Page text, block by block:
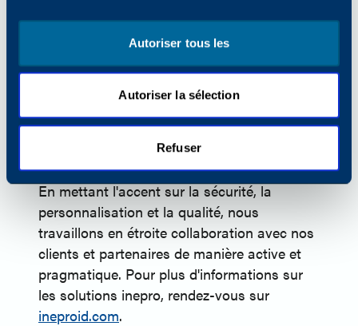
Autoriser tous les
Autoriser la sélection
Refuser
contrôle d'accès, l'authentification, les
casiers, les machines à café et diverses
autres applications en libre-service. La force
d'inepro réside dans sa capacité à fournir
fiables et conviviaux qui s'intègrent de
manière transparente et rapide dans les
environnements nouveaux comme existants.
En mettant l'accent sur la sécurité, la
personnalisation et la qualité, nous
travaillons en étroite collaboration avec nos
clients et partenaires de manière active et
pragmatique. Pour plus d'informations sur
les solutions inepro, rendez-vous sur
ineproid.com.